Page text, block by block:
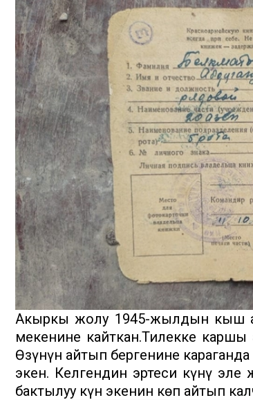
Акыркы жолу 1945-жылдын кыш
мекенине кайткан.Тилекке
Өзүнүн айтып бергенине
экен. Келгендин эртеси күнү
бактылуу күн экенин көп айтып